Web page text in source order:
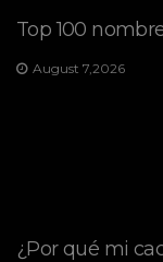
Top 100
August 7,2026
¿Por qué mi